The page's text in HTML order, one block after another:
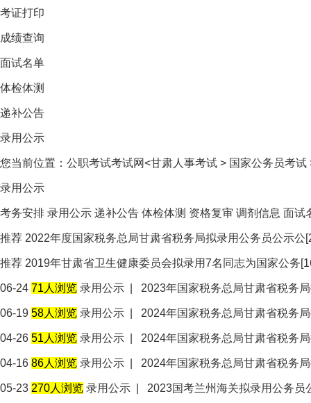
考证打印
成绩查询
面试名单
体检体测
递补公告
录用公示
您当前位置： 公职考试考试网<甘肃人事考试 > 国家公务员考试
录用公示
考务安排 录用公示 递补公告 体检体测 资格复审 调剂信息 面试
推荐 2022年度国家税务总局甘肃省税务局拟录用公务员公示公
推荐 2019年甘肃省卫生健康委员会拟录用7名同志为国家公务
06-24 71人浏览 录用公示 2023年国家税务总局甘肃省税务
06-19 58人浏览 录用公示 2024年国家税务总局甘肃省税务
04-26 51人浏览 录用公示 2024年国家税务总局甘肃省税务
04-16 86人浏览 录用公示 2024年国家税务总局甘肃省税务
05-23 270人浏览 录用公示 2023国考兰州海关拟录用公务员